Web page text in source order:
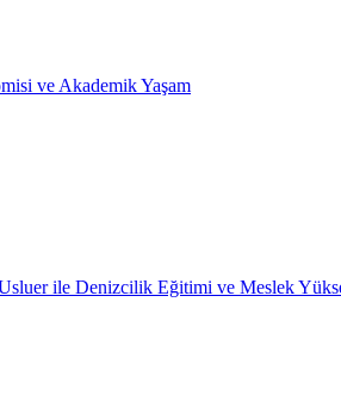
ve Akademik Yaşam
ile Denizcilik Eğitimi ve Meslek